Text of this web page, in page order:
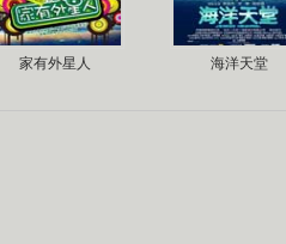
家有外星人 海洋天堂